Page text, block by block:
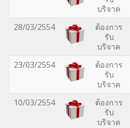
บริจาค
28/03/2554
ต้องการ
รับ
บริจาค
23/03/2554
ต้องการ
รับ
บริจาค
10/03/2554
ต้องการ
รับ
บริจาค